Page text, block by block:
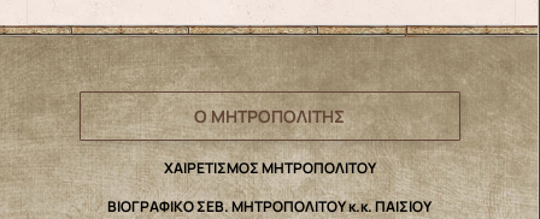
Ο ΜΗΤΡΟΠΟΛΙΤΗΣ
ΧΑΙΡΕΤΙΣΜΟΣ ΜΗΤΡΟΠΟΛΙΤΟΥ
ΒΙΟΓΡΑΦΙΚΟ ΣΕΒ. ΜΗΤΡΟΠΟΛΙΤΟΥ κ.κ. ΠΑΙΣΙΟΥ